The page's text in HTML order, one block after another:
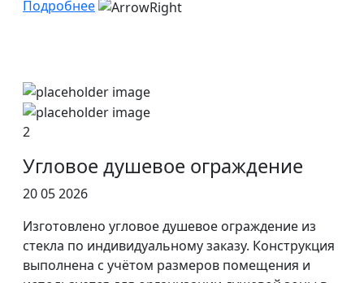
Подробнее
2
Угловое душевое ограждение
20 05 2026
Изготовлено угловое душевое ограждение из
стекла по индивидуальному заказу. Конструкция
выполнена с учётом размеров помещения и